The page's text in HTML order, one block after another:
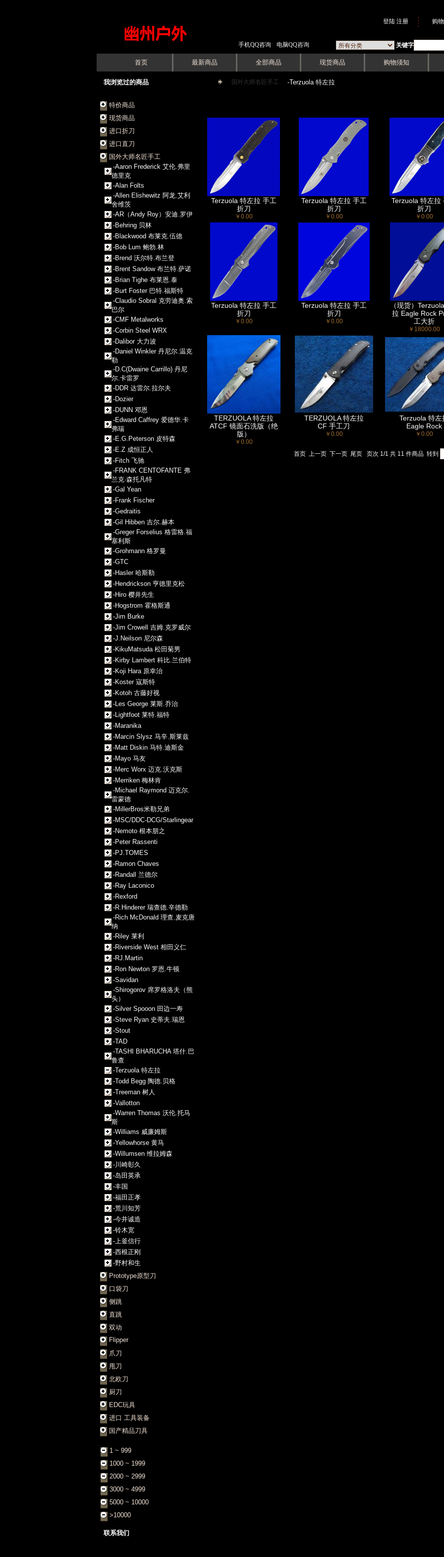
登陆 注册 购
手机QQ咨询 电脑QQ咨询 关键字
首页 最新商品 全部商品 现货商品 购物须知
我浏览过的商品
特价商品
现货商品
进口折刀
进口直刀
国外大师名匠手工
-Aaron Frederick 艾伦.弗里
德里克
-Alan Folts
-Allen Elishewitz 阿龙.艾利
舍维茨
-AR（Andy Roy）安迪.罗伊
-Behring 贝林
-Blackwood 布莱克.伍德
-Bob Lum 鲍勃.林
-Brend 沃尔特.布兰登
-Brent Sandow 布兰特.萨诺
-Brian Tighe 布莱恩.泰
-Burt Foster 巴特.福斯特
-Claudio Sobral 克劳迪奥.索
巴尔
-CMF Metalworks
-Corbin Steel WRX
-Dalibor 大力波
-Daniel Winkler 丹尼尔.温克
勒
-D.C(Dwaine Carrillo) 丹尼
尔.卡雷罗
-DDR 达雷尔.拉尔夫
-Dozier
-DUNN 邓恩
-Edward Caffrey 爱德华.卡
弗瑞
-E.G.Peterson 皮特森
-E.Z 成恒正人
-Fitch 飞驰
-FRANK CENTOFANTE 弗
兰克·森托凡特
-Gal Yean
-Frank Fischer
-Gedraitis
-Gil Hibben 吉尔.赫本
-Greger Forselius 格雷格.福
塞利斯
-Grohmann 格罗曼
-GTC
-Hasler 哈斯勒
-Hendrickson 亨德里克松
-Hiro 樱井先生
-Hogstrom 霍格斯通
-Jim Burke
-Jim Crowell 吉姆.克罗威尔
-J.Neilson 尼尔森
-KikuMatsuda 松田菊男
-Kirby Lambert 科比.兰伯特
-Koji Hara 原幸治
-Koster 寇斯特
-Kotoh 古藤好视
-Les George 莱斯.乔治
-Lightfoot 莱特.福特
-Maranika
-Marcin Slysz 马辛.斯莱兹
-Matt Diskin 马特.迪斯金
-Mayo 马友
-Merc Worx 迈克.沃克斯
-Merriken 梅林肯
-Michael Raymond 迈克尔.
雷蒙德
-MillerBros米勒兄弟
-MSC/DDC-DCG/Starlingear
-Nemoto 根本朋之
-Peter Rassenti
-PJ.TOMES
-Ramon Chaves
-Randall 兰德尔
-Ray Laconico
-Rexford
-R.Hinderer 瑞查德.辛德勒
-Rich McDonald 理查.麦克唐
纳
-Riley 莱利
-Riverside West 相田义仁
-RJ.Martin
-Ron Newton 罗恩.牛顿
-Savidan
-Shirogorov 席罗格洛夫（熊
头）
-Silver Spooon 田边一寿
-Steve Ryan 史蒂夫.瑞恩
-Stout
-TAD
-TASHI BHARUCHA 塔什.巴
鲁查
-Terzuola 特左拉
-Todd Begg 陶德.贝格
-Treeman 树人
-Vallotton
-Warren Thomas 沃伦.托马
斯
-Williams 威廉姆斯
-Yellowhorse 黄马
-Willumsen 维拉姆森
-川崎彰久
-岛田英承
-丰国
-福田正孝
-荒川知芳
-今井诚造
-铃木宽
-上釜信行
-西根正刚
-野村和生
Prototype原型刀
口袋刀
侧跳
直跳
双动
Flipper
爪刀
甩刀
北欧刀
厨刀
EDC玩具
进口 工具装备
国产精品刀具
1 ~ 999
1000 ~ 1999
2000 ~ 2999
3000 ~ 4999
5000 ~ 10000
>10000
联系我们
国外大师名匠手工 -Terzuola 特左拉
Terzuola 特左拉 手工
折刀
￥0.00
Terzuola 特左拉 手工
折刀
￥0.00
Terzuola 特左拉
折刀
￥0.00
Terzuola 特左拉 手工
折刀
￥0.00
Terzuola 特左拉 手工
折刀
￥0.00
（现货）
拉 Eagle Rock
工大折
￥18000.00
TERZUOLA 特左拉
ATCF 镜面石洗版（绝
版）
￥0.00
TERZUOLA 特左拉
CF 手工刀
￥0.00
Terzuola 特左
Eagle Rock
￥0.00
首页 上一页 下一页 尾页 页次 1/1 共 11 件商品转到